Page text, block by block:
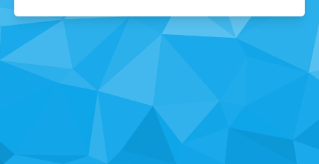
○第４条（会員サービス）
（１）会員サービスの期間は、2025年4月1日～2027年3月31日
（予定）とします。
（２）当社は、会員への事前の通知なくして、「会員サービ
ス」を変更、中断、中止することがあり、会員はこれを承諾す
るものとします。
（３）会員は、システム障害などの事情により、会員サービス
機能に支障が生じ、もしくは会員サービスが停止する等の可能
性がある事を承諾するものとします。
○第５条（会員の禁止行為）
会員は以下の行為を行わないものとします。